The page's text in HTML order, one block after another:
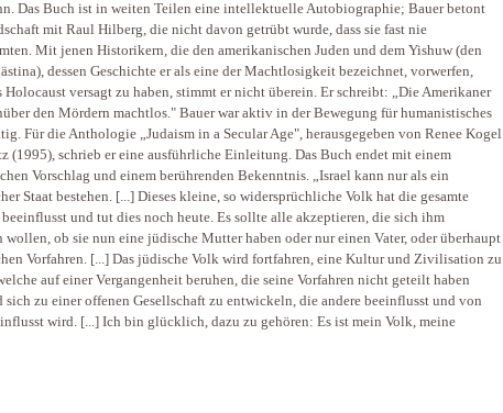
Das Buch ist in weiten Teilen eine intellektuelle Autobiographie; Bauer betont
mit Raul Hilberg, die nicht davon getrübt wurde, dass sie fast nie
Mit jenen Historikern, die den amerikanischen Juden und dem Yishuw (den
dessen Geschichte er als eine der Machtlosigkeit bezeichnet, vorwerfen,
Holocaust versagt zu haben, stimmt er nicht überein. Er schreibt: „Die Amerikaner
den Mördern machtlos." Bauer war aktiv in der Bewegung für humanistisches
Für die Anthologie „Judaism in a Secular Age", herausgegeben von Renee Kogel
(1995), schrieb er eine ausführliche Einleitung. Das Buch endet mit einem
Vorschlag und einem berührenden Bekenntnis. „Israel kann nur als ein
Staat bestehen. [...] Dieses kleine, so widersprüchliche Volk hat die gesamte
und tut dies noch heute. Es sollte alle akzeptieren, die sich ihm
wollen, ob sie nun eine jüdische Mutter haben oder nur einen Vater, oder überhaupt
Vorfahren. [...] Das jüdische Volk wird fortfahren, eine Kultur und Zivilisation zu
auf einer Vergangenheit beruhen, die seine Vorfahren nicht geteilt haben
sich zu einer offenen Gesellschaft zu entwickeln, die andere beeinflusst und von
wird. [...] Ich bin glücklich, dazu zu gehören: Es ist mein Volk, meine